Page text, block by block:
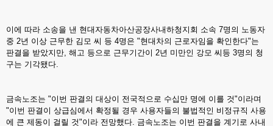
이에 따라 소송을 낸 현대자동차아산공장사내하청지회 소속 7명의 노동자
중 2년 이상 근무한 김모 씨 등 4명은 "현대차의 근로자임을 확인한다"는
판결을 받았지만, 해고 등으로 근무기간이 2년 미만인 강모 씨등 3명의 청
구는 기각됐다.
금속노조는 "이번 판결의 대상이 전국적으로 수십만 명에 이를 것"이라며
"이번 판결이 상급심에서 확정될 경우 사용자들의 불법적인 비정규직 사용
에 큰 제동이 걸릴 것"이라 전망했다. 금속노조는 이번 판결을 계기로 사내